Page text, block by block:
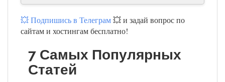
💥 Подпишись в Телеграм💥 и задай вопрос по
сайтам и хостингам бесплатно!
7 Самых Популярных
Статей